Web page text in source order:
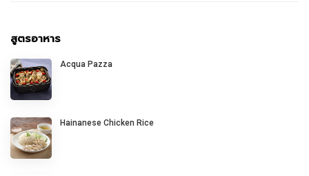
สูตรอาหาร
Acqua Pazza
Hainanese Chicken Rice